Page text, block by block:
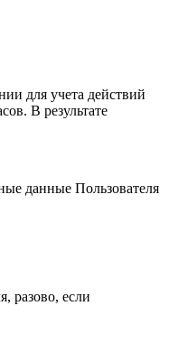
для учета действий
В результате
данные Пользователя
разово, если